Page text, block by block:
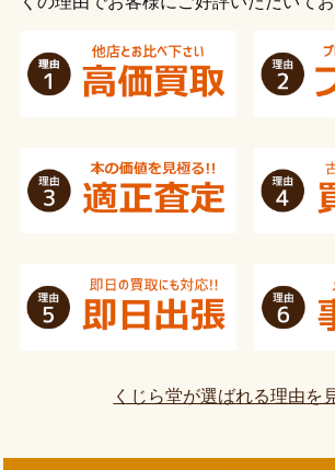
くじら堂が選ばれる理由を